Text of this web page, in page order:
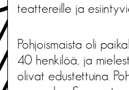
teattereille ja
Pohjoismaista oli
40 henkilöä, ja
olivat edustettuina.